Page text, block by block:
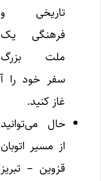
تاریخی و
فرهنگی یک
ملت بزرگ
سفر خود را آ
غاز کنید.
حال می‌توانید
از مسیر اتوبان
قزوین – تبریز